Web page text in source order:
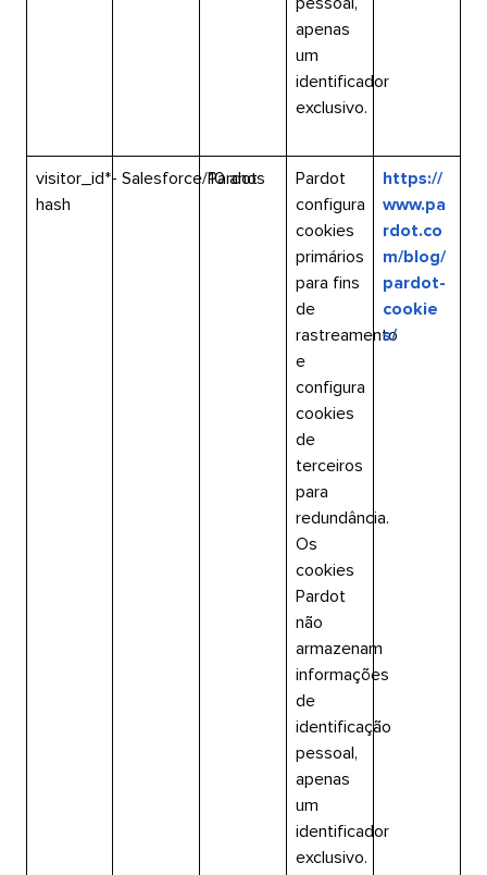
apenas
um
identificador
exclusivo.​​
visitor_id*-
hash​​
Salesforce/Pardot​​
10 anos​​
Pardot
configura
cookies
primários
para fins
de
rastreamento
e
configura
cookies
de
terceiros
para
redundância.
Os
cookies
Pardot
não
armazenam
informações
de
identificação
pessoal,
apenas
um
identificador
exclusivo.​​
https://
www.pa
rdot.co
m/blog/
pardot-
cookie
s/​​